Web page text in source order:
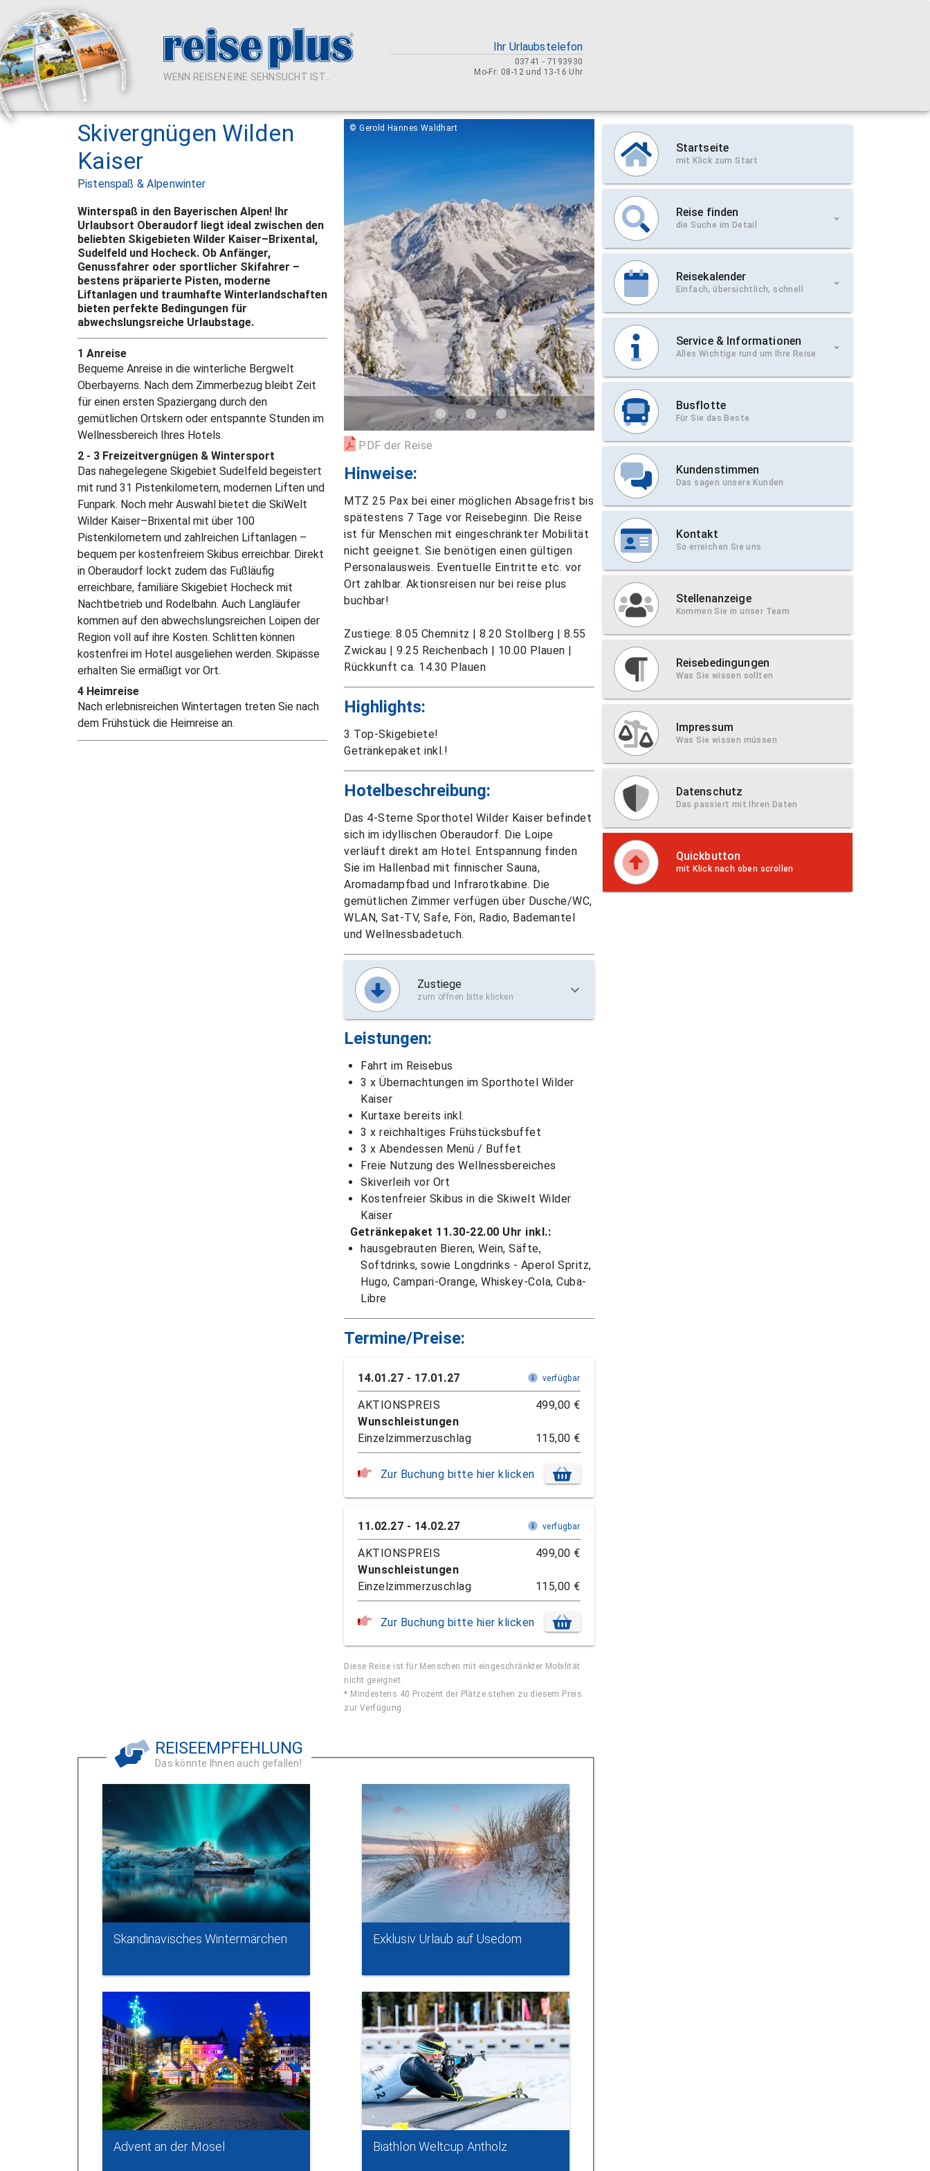
WENN REISEN EINE SEHNSUCHT IST...
Ihr Urlaubstelefon
03741 - 7193930
Mo-Fr: 08-12 und 13-16 Uhr
Skivergnügen Wilden
Kaiser
Pistenspaß & Alpenwinter
Winterspaß in den Bayerischen Alpen! Ihr
Urlaubsort Oberaudorf liegt ideal zwischen den
beliebten Skigebieten Wilder Kaiser–Brixental,
Sudelfeld und Hocheck. Ob Anfänger,
Genussfahrer oder sportlicher Skifahrer –
bestens präparierte Pisten, moderne
Liftanlagen und traumhafte Winterlandschaften
bieten perfekte Bedingungen für
abwechslungsreiche Urlaubstage.
1 Anreise
Bequeme Anreise in die winterliche Bergwelt
Oberbayerns. Nach dem Zimmerbezug bleibt Zeit
für einen ersten Spaziergang durch den
gemütlichen Ortskern oder entspannte Stunden im
Wellnessbereich Ihres Hotels.
2 - 3 Freizeitvergnügen & Wintersport
Das nahegelegene Skigebiet Sudelfeld begeistert
mit rund 31 Pistenkilometern, modernen Liften und
Funpark. Noch mehr Auswahl bietet die SkiWelt
Wilder Kaiser–Brixental mit über 100
Pistenkilometern und zahlreichen Liftanlagen –
bequem per kostenfreiem Skibus erreichbar. Direkt
in Oberaudorf lockt zudem das Fußläufig
erreichbare, familiäre Skigebiet Hocheck mit
Nachtbetrieb und Rodelbahn. Auch Langläufer
kommen auf den abwechslungsreichen Loipen der
Region voll auf ihre Kosten. Schlitten können
kostenfrei im Hotel ausgeliehen werden. Skipässe
erhalten Sie ermäßigt vor Ort.
4 Heimreise
Nach erlebnisreichen Wintertagen treten Sie nach
dem Frühstück die Heimreise an.
© Gerold Hannes Waldhart
PDF der Reise
Hinweise:
MTZ 25 Pax bei einer möglichen Absagefrist bis
spätestens 7 Tage vor Reisebeginn. Die Reise
ist für Menschen mit eingeschränkter Mobilität
nicht geeignet. Sie benötigen einen gültigen
Personalausweis. Eventuelle Eintritte etc. vor
Ort zahlbar. Aktionsreisen nur bei reise plus
buchbar!
Zustiege: 8.05 Chemnitz | 8.20 Stollberg | 8.55
Zwickau | 9.25 Reichenbach | 10.00 Plauen |
Rückkunft ca. 14.30 Plauen
Highlights:
3 Top-Skigebiete!
Getränkepaket inkl.!
Hotelbeschreibung:
Das 4-Sterne Sporthotel Wilder Kaiser befindet
sich im idyllischen Oberaudorf. Die Loipe
verläuft direkt am Hotel. Entspannung finden
Sie im Hallenbad mit finnischer Sauna,
Aromadampfbad und Infrarotkabine. Die
gemütlichen Zimmer verfügen über Dusche/WC,
WLAN, Sat-TV, Safe, Fön, Radio, Bademantel
und Wellnessbadetuch.
Zustiege
zum öffnen bitte klicken
Leistungen:
Fahrt im Reisebus
3 x Übernachtungen im Sporthotel Wilder
Kaiser
Kurtaxe bereits inkl.
3 x reichhaltiges Frühstücksbuffet
3 x Abendessen Menü / Buffet
Freie Nutzung des Wellnessbereiches
Skiverleih vor Ort
Kostenfreier Skibus in die Skiwelt Wilder
Kaiser
Getränkepaket 11.30-22.00 Uhr inkl.:
hausgebrauten Bieren, Wein, Säfte,
Softdrinks, sowie Longdrinks - Aperol Spritz,
Hugo, Campari-Orange, Whiskey-Cola, Cuba-
Libre
Termine/Preise:
14.01.27 - 17.01.27 verfügbar
AKTIONSPREIS
499,00 €
Wunschleistungen
Einzelzimmerzuschlag
115,00 €
Zur Buchung bitte hier klicken
11.02.27 - 14.02.27 verfügbar
AKTIONSPREIS
499,00 €
Wunschleistungen
Einzelzimmerzuschlag
115,00 €
Zur Buchung bitte hier klicken
Diese Reise ist für Menschen mit eingeschränkter Mobilität
nicht geeignet.
* Mindestens 40 Prozent der Plätze stehen zu diesem Preis
zur Verfügung.
REISEEMPFEHLUNG
Das könnte Ihnen auch gefallen!
Skandinavisches Wintermärchen Exklusiv Urlaub auf Usedom
Advent an der Mosel Biathlon Weltcup Antholz
Startseite
mit Klick zum Start
Reise finden
die Suche im Detail
Reisekalender
Einfach, übersichtlich, schnell
Service & Informationen
Alles Wichtige rund um Ihre Reise
Busflotte
Für Sie das Beste
Kundenstimmen
Das sagen unsere Kunden
Kontakt
So erreichen Sie uns
Stellenanzeige
Kommen Sie in unser Team
Reisebedingungen
Was Sie wissen sollten
Impressum
Was Sie wissen müssen
Datenschutz
Das passiert mit Ihren Daten
Quickbutton
mit Klick nach oben scrollen